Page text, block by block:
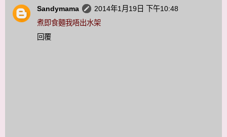
Sandymama
2014年1月19日 下午10:48
煮即食麵我唔出水架
回覆